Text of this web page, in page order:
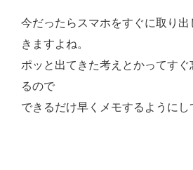
今だったらスマホをすぐに取り
きますよね。
ポッと出てきた考えとかってす
るので
できるだけ早くメモするようにし